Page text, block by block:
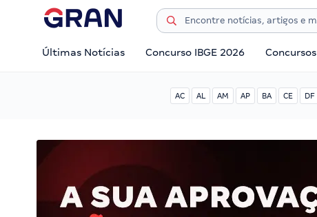
Últimas Notícias Concurso IBGE 2026 Concursos
AC AL AM AP BA CE DF